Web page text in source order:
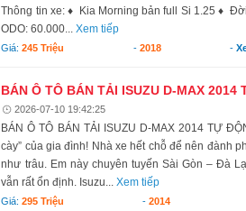
Thông tin xe: ♦ Kia Morning bản full Si 1.25 ♦
ODO: 60.000...Xem tiếp
Giá:245 Triệu - 2018 -
BÁN Ô TÔ BÁN TẢI ISUZU D-MAX 2014
2026-07-10 19:42:25
BÁN Ô TÔ BÁN TẢI ISUZU D-MAX 2014 TỰ
cày” của gia đình! Nhà xe hết chỗ để nên đành
như trâu. Em này chuyên tuyến Sài Gòn – Đà
vẫn rất ổn định. Isuzu...Xem tiếp
Giá:295 Triệu - 2014